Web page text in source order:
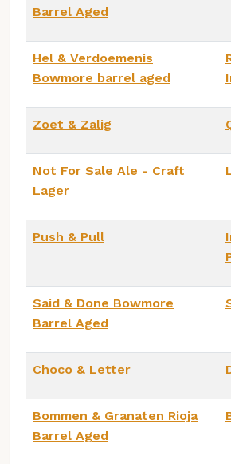
Barrel Aged
Hel & Verdoemenis
Bowmore barrel aged
Zoet & Zalig
Not For Sale Ale - Craft
Lager
Push & Pull
Said & Done Bowmore
Barrel Aged
Choco & Letter
Bommen & Granaten Rioja
Barrel Aged